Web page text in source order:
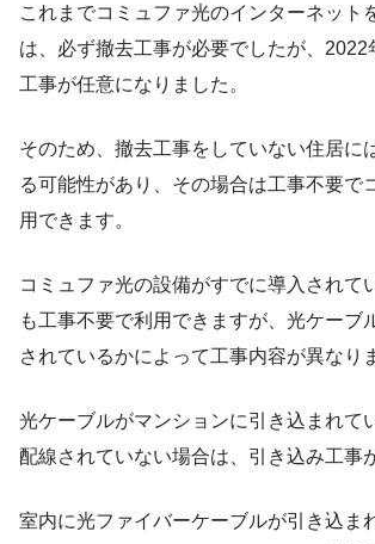
これまでコミュファ光のインターネット
は、必ず撤去工事が必要でしたが、2022
工事が任意になりました。
そのため、撤去工事をしていない住居に
る可能性があり、その場合は工事不要で
用できます。
コミュファ光の設備がすでに導入されて
も工事不要で利用できますが、光ケーブ
されているかによって工事内容が異なり
光ケーブルがマンションに引き込まれて
配線されていない場合は、引き込み工事
室内に光ファイバーケーブルが引き込ま